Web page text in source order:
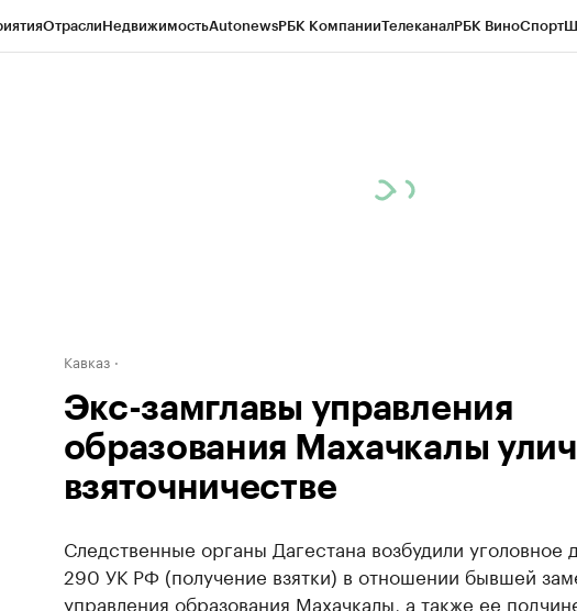
ОтраслиНедвижимостьAutonewsРБК КомпанииТелеканалРБК ВиноСпорт
Кавказ
Экс-замглавы управления
образования Махачкалы
взяточничестве
Следственные органы Дагестана возбудили уголовное
290 УК РФ (получение взятки) в отношении бывшей
управления образования Махачкалы, а также ее